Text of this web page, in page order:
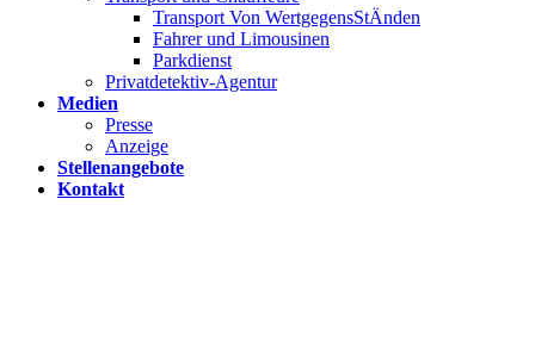
Transport Von WertgegensStÄnden
Fahrer und Limousinen
Parkdienst
Privatdetektiv-Agentur
Medien
Presse
Anzeige
Stellenangebote
Kontakt